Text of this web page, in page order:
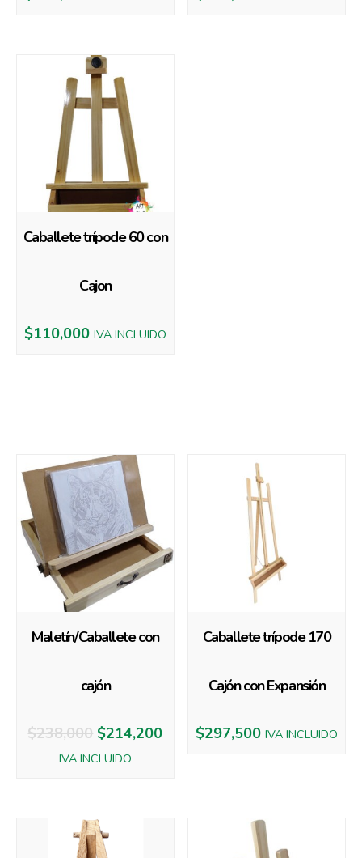
Caballete trípode 60 con
Cajon
$110,000 IVA INCLUIDO
Maletín/Caballete con
cajón
$238,000 $214,200
IVA INCLUIDO
Caballete trípode 170
Cajón con Expansión
$297,500 IVA INCLUIDO